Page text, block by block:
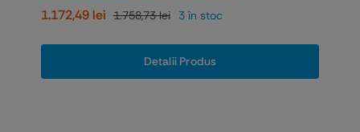
1.758,73leiPrețul
a
fost:
1.172,49 lei
Prețul
este:
1.172,49 lei.
3 în stoc
Detalii Produs